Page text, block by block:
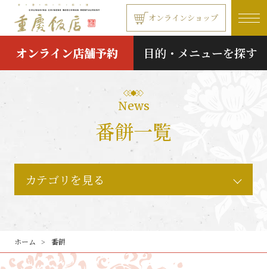
本文へ移動する オンラインショップ
オンライン店舗予約 目的・メニューを探す
News
番餅一覧
カテゴリを見る
ホーム 番餅